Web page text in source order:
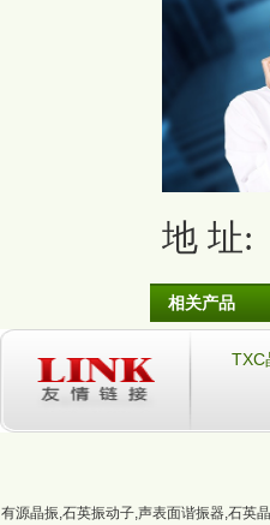
地 址:
相关产品
TXC
有源晶振,石英振动子,声表面谐振器,石英